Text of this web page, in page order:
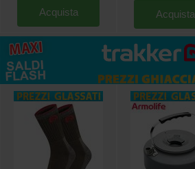
Acquista Acquista